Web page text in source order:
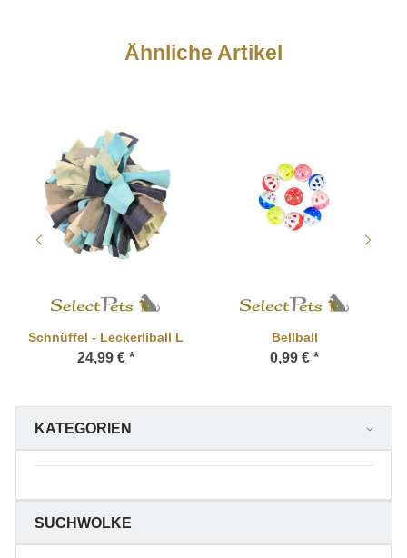
Ähnliche Artikel
Schnüffel - Leckerliball L
24,99 € *
Bellball
0,99 € *
KATEGORIEN
SUCHWOLKE